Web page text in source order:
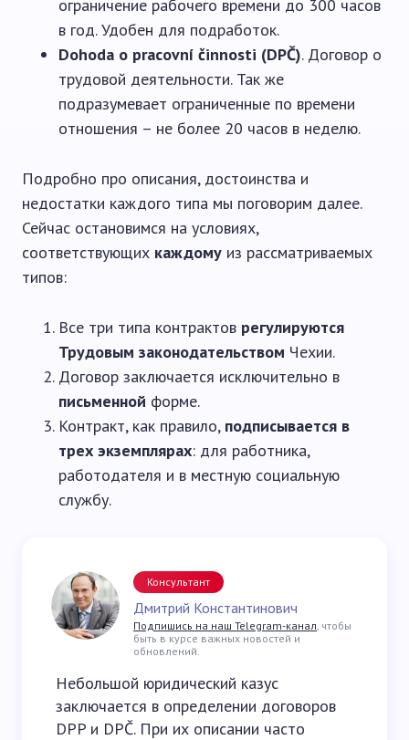
ограничение рабочего времени до 300 часов
в год. Удобен для подработок.
Dohoda o pracovní činnosti (DPČ). Договор о
трудовой деятельности. Так же
подразумевает ограниченные по времени
отношения – не более 20 часов в неделю.
Подробно про описания, достоинства и
недостатки каждого типа мы поговорим далее.
Сейчас остановимся на условиях,
соответствующих каждому из рассматриваемых
типов:
Все три типа контрактов регулируются
Трудовым законодательством Чехии.
Договор заключается исключительно в
письменной форме.
Контракт, как правило, подписывается в
трех экземплярах: для работника,
работодателя и в местную социальную
службу.
Консультант
Дмитрий Константинович
Подпишись на наш Telegram-канал, чтобы
быть в курсе важных новостей и
обновлений.
Небольшой юридический казус
заключается в определении договоров
DPP и DPČ. При их описании часто